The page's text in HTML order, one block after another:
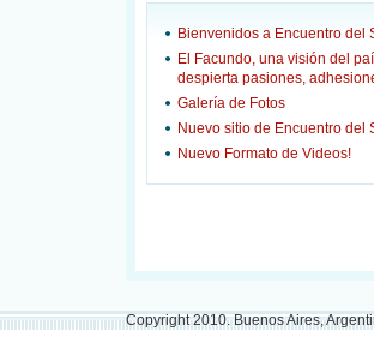
Bienvenidos a Encuentro del
El Facundo, una visión del
despierta pasiones,
Galería de Fotos
Nuevo sitio de Encuentro del
Nuevo Formato de Videos!
Copyright 2010. Buenos Aires,